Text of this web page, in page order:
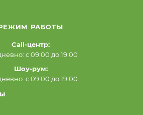
РАБОТЫ
Call-центр:
с 09:00 до 19:00
Шоу-рум:
с 09:00 до 19:00